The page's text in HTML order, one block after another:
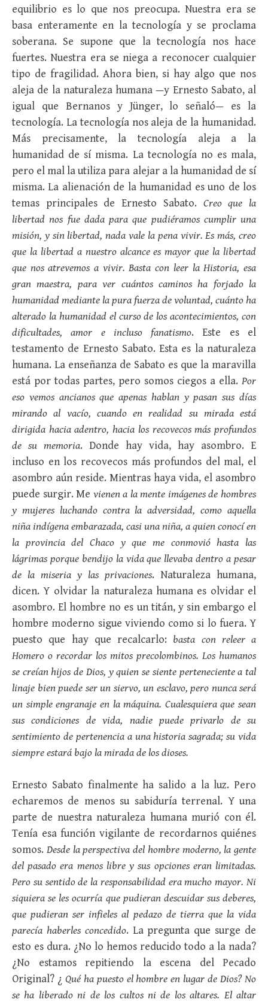
equilibrio es lo que nos preocupa. Nuestra era se
basa enteramente en la tecnología y se proclama
soberana. Se supone que la tecnología nos hace
fuertes. Nuestra era se niega a reconocer cualquier
tipo de fragilidad. Ahora bien, si hay algo que nos
aleja de la naturaleza humana —y Ernesto Sabato, al
igual que Bernanos y Jünger, lo señaló— es la
tecnología. La tecnología nos aleja de la humanidad.
Más precisamente, la tecnología aleja a la
humanidad de sí misma. La tecnología no es mala,
pero el mal la utiliza para alejar a la humanidad de sí
misma. La alienación de la humanidad es uno de los
temas principales de Ernesto Sabato. Creo que la
libertad nos fue dada para que pudiéramos cumplir una
misión, y sin libertad, nada vale la pena vivir. Es más, creo
que la libertad a nuestro alcance es mayor que la libertad
que nos atrevemos a vivir. Basta con leer la Historia, esa
gran maestra, para ver cuántos caminos ha forjado la
humanidad mediante la pura fuerza de voluntad, cuánto ha
alterado la humanidad el curso de los acontecimientos, con
dificultades, amor e incluso fanatismo. Este es el
testamento de Ernesto Sabato. Esta es la naturaleza
humana. La enseñanza de Sabato es que la maravilla
está por todas partes, pero somos ciegos a ella. Por
eso vemos ancianos que apenas hablan y pasan sus días
mirando al vacío, cuando en realidad su mirada está
dirigida hacia adentro, hacia los recovecos más profundos
de su memoria. Donde hay vida, hay asombro. E
incluso en los recovecos más profundos del mal, el
asombro aún reside. Mientras haya vida, el asombro
puede surgir. Me vienen a la mente imágenes de hombres
y mujeres luchando contra la adversidad, como aquella
niña indígena embarazada, casi una niña, a quien conocí en
la provincia del Chaco y que me conmovió hasta las
lágrimas porque bendijo la vida que llevaba dentro a pesar
de la miseria y las privaciones. Naturaleza humana,
dicen. Y olvidar la naturaleza humana es olvidar el
asombro. El hombre no es un titán, y sin embargo el
hombre moderno sigue viviendo como si lo fuera. Y
puesto que hay que recalcarlo: basta con releer a
Homero o recordar los mitos precolombinos. Los humanos
se creían hijos de Dios, y quien se siente perteneciente a tal
linaje bien puede ser un siervo, un esclavo, pero nunca será
un simple engranaje en la máquina. Cualesquiera que sean
sus condiciones de vida, nadie puede privarlo de su
sentimiento de pertenencia a una historia sagrada; su vida
siempre estará bajo la mirada de los dioses.
Ernesto Sabato finalmente ha salido a la luz. Pero
echaremos de menos su sabiduría terrenal. Y una
parte de nuestra naturaleza humana murió con él.
Tenía esa función vigilante de recordarnos quiénes
somos. Desde la perspectiva del hombre moderno, la gente
del pasado era menos libre y sus opciones eran limitadas.
Pero su sentido de la responsabilidad era mucho mayor. Ni
siquiera se les ocurría que pudieran descuidar sus deberes,
que pudieran ser infieles al pedazo de tierra que la vida
parecía haberles concedido. La pregunta que surge de
esto es dura. ¿No lo hemos reducido todo a la nada?
¿No estamos repitiendo la escena del Pecado
Original? ¿ Qué ha puesto el hombre en lugar de Dios? No
se ha liberado ni de los cultos ni de los altares. El altar